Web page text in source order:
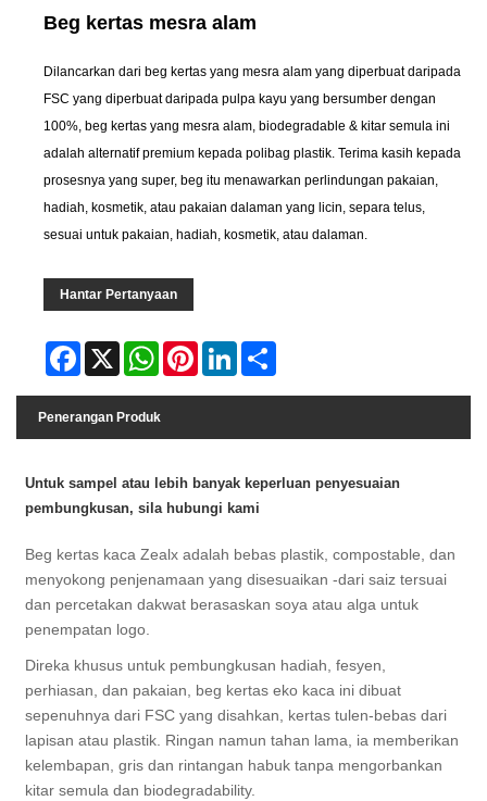
Beg kertas mesra alam
Dilancarkan dari beg kertas yang mesra alam yang diperbuat daripada
FSC yang diperbuat daripada pulpa kayu yang bersumber dengan
100%, beg kertas yang mesra alam, biodegradable & kitar semula ini
adalah alternatif premium kepada polibag plastik. Terima kasih kepada
prosesnya yang super, beg itu menawarkan perlindungan pakaian,
hadiah, kosmetik, atau pakaian dalaman yang licin, separa telus,
sesuai untuk pakaian, hadiah, kosmetik, atau dalaman.
Hantar Pertanyaan
Facebook
X WhatsAppPinterestLinkedIn
Penerangan Produk
Untuk sampel atau lebih banyak keperluan penyesuaian
pembungkusan, sila hubungi kami
Beg kertas kaca Zealx adalah bebas plastik, compostable, dan
menyokong penjenamaan yang disesuaikan -dari saiz tersuai
dan percetakan dakwat berasaskan soya atau alga untuk
penempatan logo.
Direka khusus untuk pembungkusan hadiah, fesyen,
perhiasan, dan pakaian, beg kertas eko kaca ini dibuat
sepenuhnya dari FSC yang disahkan, kertas tulen-bebas dari
lapisan atau plastik. Ringan namun tahan lama, ia memberikan
kelembapan, gris dan rintangan habuk tanpa mengorbankan
kitar semula dan biodegradability.